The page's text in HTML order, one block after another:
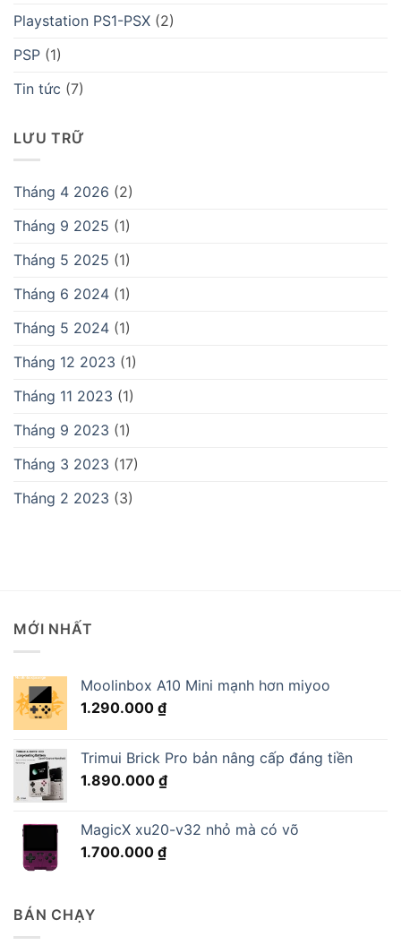
Playstation PS1-PSX (2)
PSP (1)
Tin tức (7)
LƯU TRỮ
Tháng 4 2026 (2)
Tháng 9 2025 (1)
Tháng 5 2025 (1)
Tháng 6 2024 (1)
Tháng 5 2024 (1)
Tháng 12 2023 (1)
Tháng 11 2023 (1)
Tháng 9 2023 (1)
Tháng 3 2023 (17)
Tháng 2 2023 (3)
MỚI NHẤT
Moolinbox A10 Mini mạnh hơn miyoo
1.290.000 ₫
Trimui Brick Pro bản nâng cấp đáng tiền
1.890.000 ₫
MagicX xu20-v32 nhỏ mà có võ
1.700.000 ₫
BÁN CHẠY